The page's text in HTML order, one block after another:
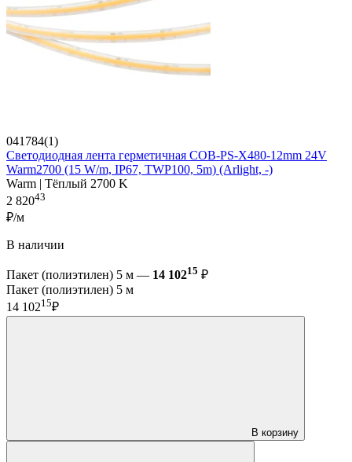
041784(1)
Светодиодная лента герметичная COB-PS-X480-12mm 24V
Warm2700 (15 W/m, IP67, TWP100, 5m) (Arlight, -)
Warm | Тёплый 2700 K
2 82043
₽/м
В наличии
Пакет (полиэтилен) 5 м — 14 10215 ₽
Пакет (полиэтилен) 5 м
14 10215₽
В корзину